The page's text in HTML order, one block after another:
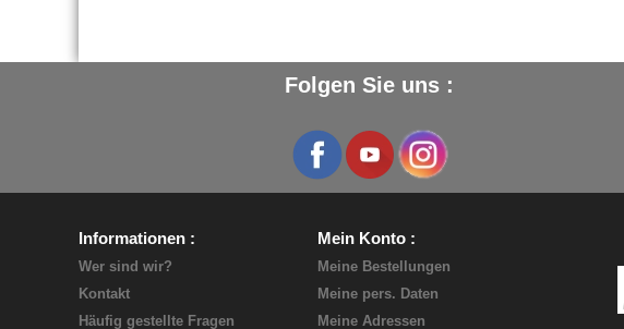
Folgen Sie uns :
Informationen
Wer sind wir?
Kontakt
Häufig gestellte Fragen
Mein Konto
Meine Bestellungen
Meine pers. Daten
Meine Adressen